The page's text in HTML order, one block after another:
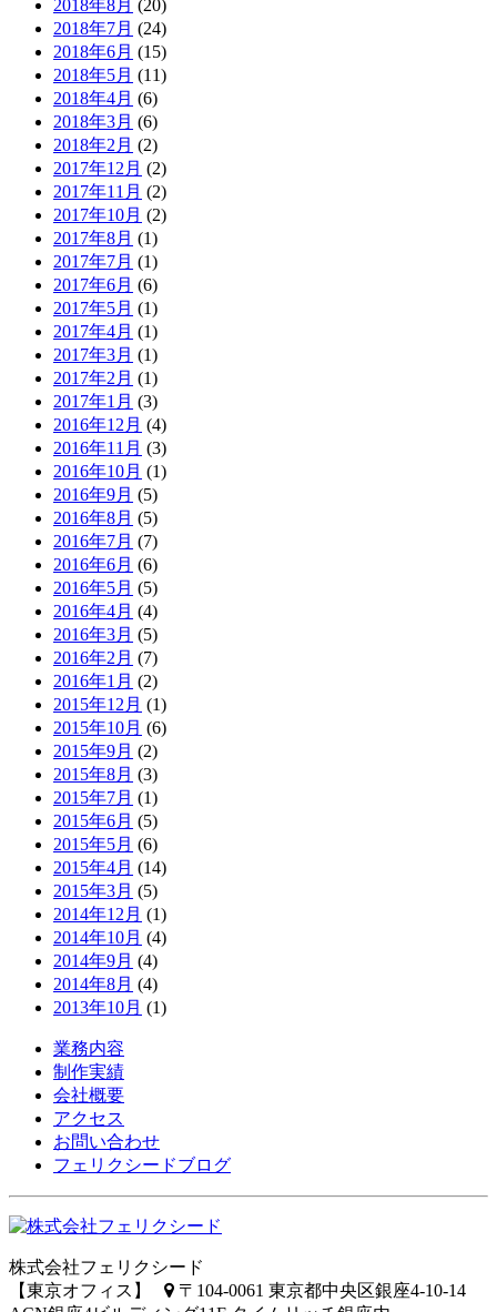
2018年8月 (20)
2018年7月 (24)
2018年6月 (15)
2018年5月 (11)
2018年4月 (6)
2018年3月 (6)
2018年2月 (2)
2017年12月 (2)
2017年11月 (2)
2017年10月 (2)
2017年8月 (1)
2017年7月 (1)
2017年6月 (6)
2017年5月 (1)
2017年4月 (1)
2017年3月 (1)
2017年2月 (1)
2017年1月 (3)
2016年12月 (4)
2016年11月 (3)
2016年10月 (1)
2016年9月 (5)
2016年8月 (5)
2016年7月 (7)
2016年6月 (6)
2016年5月 (5)
2016年4月 (4)
2016年3月 (5)
2016年2月 (7)
2016年1月 (2)
2015年12月 (1)
2015年10月 (6)
2015年9月 (2)
2015年8月 (3)
2015年7月 (1)
2015年6月 (5)
2015年5月 (6)
2015年4月 (14)
2015年3月 (5)
2014年12月 (1)
2014年10月 (4)
2014年9月 (4)
2014年8月 (4)
2013年10月 (1)
業務内容
制作実績
会社概要
アクセス
お問い合わせ
フェリクシードブログ
株式会社フェリクシード
【東京オフィス】
〒104-0061 東京都中央区銀座4-10-14